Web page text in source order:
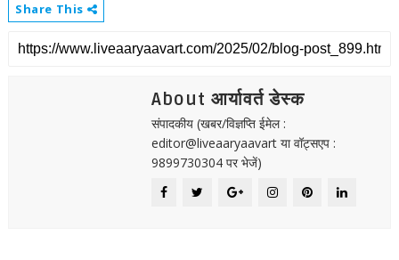
Share This
About आर्यावर्त डेस्क
संपादकीय (खबर/विज्ञप्ति ईमेल :
editor@liveaaryaavart या वॉट्सएप :
9899730304 पर भेजें)